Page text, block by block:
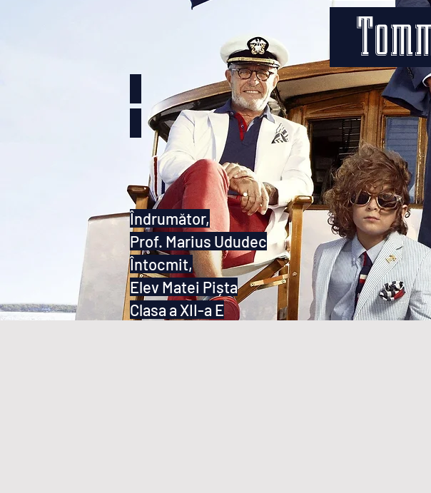
Îndrumător,
Prof. Marius Ududec
Întocmit,
Elev Matei Pișta
Clasa a XII-a E